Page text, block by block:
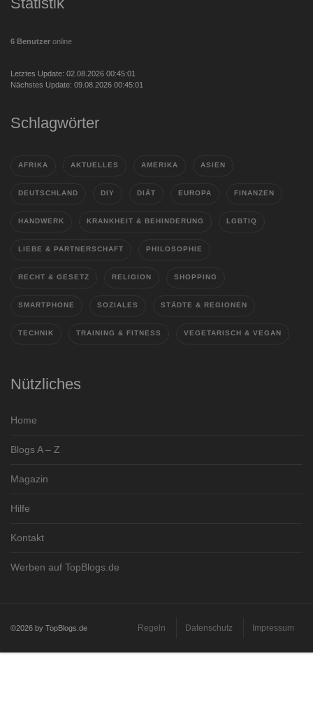
6 Benutzer online
Letztes Update: 02.08.2026 00:45:01
Nächstes Update: 09.08.2026 00:45:01
Schlagwörter
AFRIKA AKTUELLES AMERIKA ASIEN
DEUTSCHLAND DIY DIÄT EUROPA FINANZEN
HANDWERK KRANKHEIT & BEHINDERUNG LGBTIQ
LIEBE & PARTNERSCHAFT PHILOSOPHIE
RECHT & GESETZ RELIGION SHOPPING
SMARTPHONE SOZIALES STÄDTE & REGIONEN
TECHNIK TRAINING & FITNESS VEGETARISCH & VEGAN
Nützliches
Home
Blogs A – Z
Magazin
Hilfe
Kontakt
Werben auf TopBlogs.de
©2026 by TopBlogs.de Regeln Datenschutz Impressum